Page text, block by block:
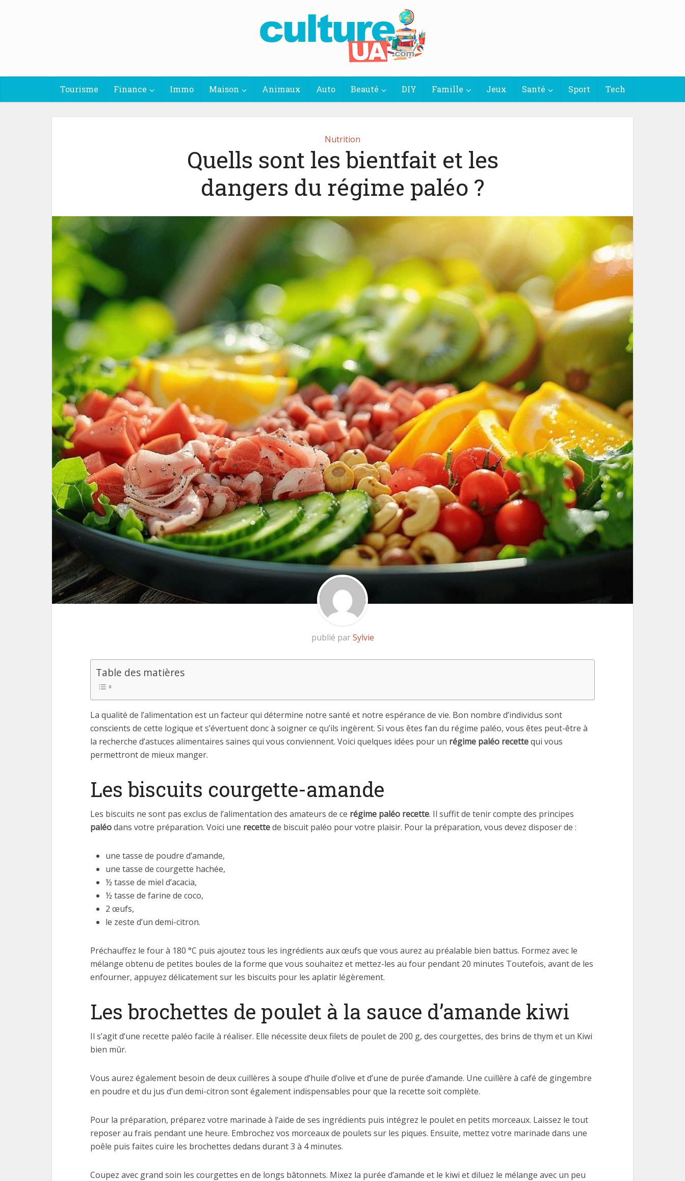
Tourisme Finance Immo Maison Animaux Auto Beauté DIY Famille Jeux Santé Sport Tech
Nutrition
Quells sont les bientfait et les
dangers du régime paléo ?
publié parSylvie
Table des matières
La qualité de l’alimentation est un facteur qui détermine notre santé et notre espérance de vie. Bon nombre d’individus sont
conscients de cette logique et s’évertuent donc à soigner ce qu’ils ingèrent. Si vous êtes fan du régime paléo, vous êtes peut-être à
la recherche d’astuces alimentaires saines qui vous conviennent. Voici quelques idées pour un régime paléo recettequi vous
permettront de mieux manger.
Les biscuits courgette-amande
Les biscuits ne sont pas exclus de l’alimentation des amateurs de ce régime paléo recette. Il suffit de tenir compte des principes
paléodans votre préparation. Voici une recettede biscuit paléo pour votre plaisir. Pour la préparation, vous devez disposer de :
une tasse de poudre d’amande,
une tasse de courgette hachée,
½ tasse de miel d’acacia,
½ tasse de farine de coco,
2 œufs,
le zeste d’un demi-citron.
Préchauffez le four à 180 °C puis ajoutez tous les ingrédients aux œufs que vous aurez au préalable bien battus. Formez avec le
mélange obtenu de petites boules de la forme que vous souhaitez et mettez-les au four pendant 20 minutes Toutefois, avant de les
enfourner, appuyez délicatement sur les biscuits pour les aplatir légèrement.
Les brochettes de poulet à la sauce d’amande kiwi
Il s’agit d’une recette paléo facile à réaliser. Elle nécessite deux filets de poulet de 200 g, des courgettes, des brins de thym et un Kiwi
bien mûr.
Vous aurez également besoin de deux cuillères à soupe d’huile d’olive et d’une de purée d’amande. Une cuillère à café de gingembre
en poudre et du jus d’un demi-citron sont également indispensables pour que la recette soit complète.
Pour la préparation, préparez votre marinade à l’aide de ses ingrédients puis intégrez le poulet en petits morceaux. Laissez le tout
reposer au frais pendant une heure. Embrochez vos morceaux de poulets sur les piques. Ensuite, mettez votre marinade dans une
poêle puis faites cuire les brochettes dedans durant 3 à 4 minutes.
Coupez avec grand soin les courgettes en de longs bâtonnets. Mixez la purée d’amande et le kiwi et diluez le mélange avec un peu